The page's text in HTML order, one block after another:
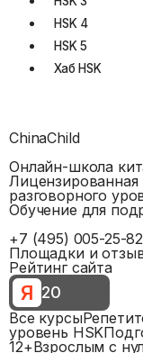
HSK 4
HSK5
Хаб HSK
ChinaChild
Онлайн-школа
разговорного
Обучение для
+7 (495) 005-25-82
Площадки и
Рейтинг сайта
Я 20
Все курсы
уровень HSK
12+Взрослым с